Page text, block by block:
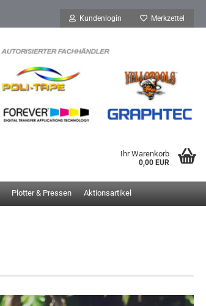
Kundenlogin Merkzettel
Ihr Warenkorb
0,00 EUR
Plotter & Pressen Aktionsartikel